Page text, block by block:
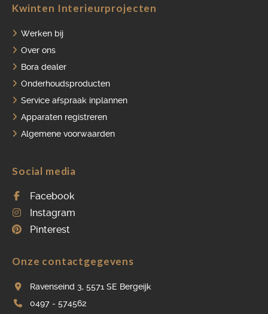
Kwinten Interieurprojecten
Werken bij
Over ons
Bora dealer
Onderhoudsproducten
Service afspraak inplannen
Apparaten registreren
Algemene voorwaarden
Social media
Facebook
Instagram
Pinterest
Onze contactgegevens
Ravenseind 3, 5571 SE Bergeijk
0497 - 574562
APPARATEN REGISTREREN